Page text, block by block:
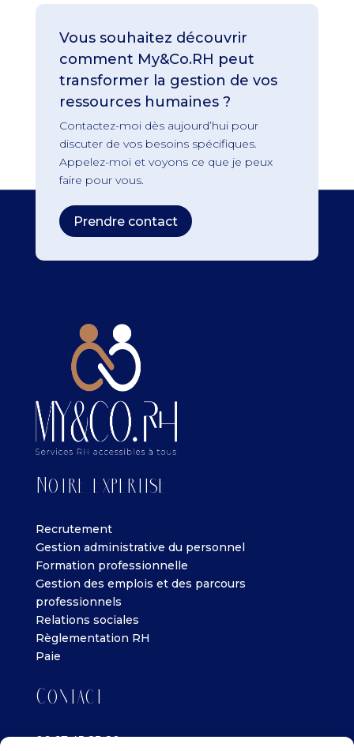
Vous souhaitez découvrir
comment My&Co.RH peut
transformer la gestion de vos
ressources humaines ?
Contactez-moi dès aujourd’hui pour
discuter de vos besoins spécifiques.
Appelez-moi et voyons ce que je peux
faire pour vous.
Prendre contact
Notre expertise
Recrutement
Gestion administrative du personnel
Formation professionnelle
Gestion des emplois et des parcours
professionnels
Relations sociales
Règlementation RH
Paie
Contact
06 67 45 83 80